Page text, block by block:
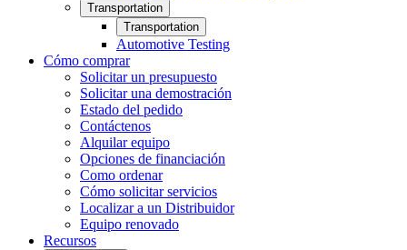
Transportation
Transportation
Automotive Testing
Cómo comprar
Solicitar un presupuesto
Solicitar una demostración
Estado del pedido
Contáctenos
Alquilar equipo
Opciones de financiación
Como ordenar
Cómo solicitar servicios
Localizar a un Distribuidor
Equipo renovado
Recursos